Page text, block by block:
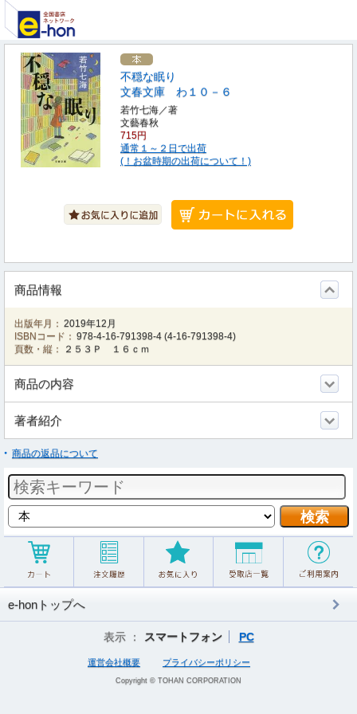
不穏な眠り
文春文庫 わ１０－６
若竹七海／著
文藝春秋
715円
通常１～２日で出荷
(！お盆時期の出荷について！)
商品情報
出版年月： 2019年12月
ISBNコード： 978-4-16-791398-4 (4-16-791398-4)
頁数・縦：
２５３Ｐ １６ｃｍ
商品の内容
著者紹介
商品の返品について
e-honトップへ
表示 ： スマートフォン PC
運営会社概要 プライバシーポリシー
Copyright © TOHAN CORPORATION